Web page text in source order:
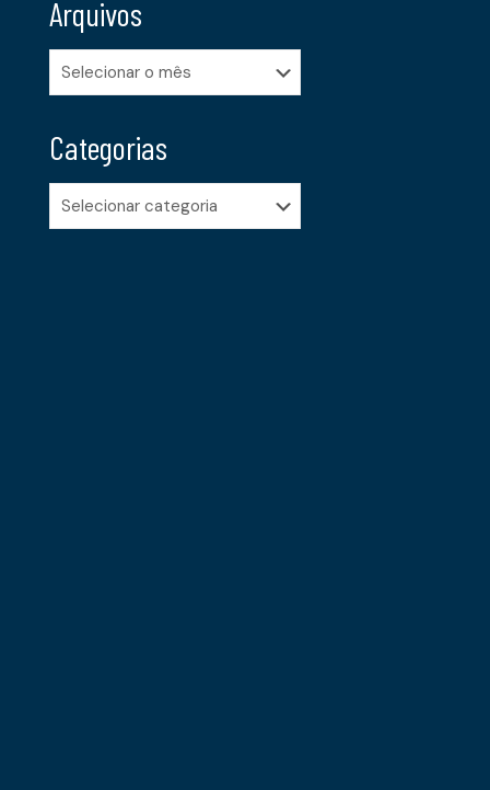
Arquivos
Arquivos
Categorias
Categorias